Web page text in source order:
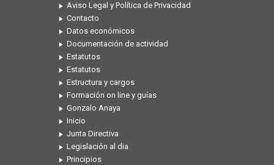
Aviso Legal y Política de Privacidad
Contacto
Datos económicos
Documentación de actividad
Estatutos
Estatutos
Estructura y cargos
Formación on line y guías
Gonzalo Anaya
Inicio
Junta Directiva
Legislación al dia
Principios